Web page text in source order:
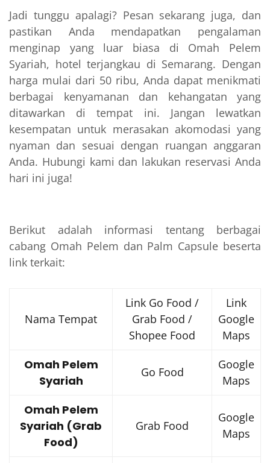
Jadi tunggu apalagi? Pesan sekarang juga, dan
pastikan Anda mendapatkan pengalaman
menginap yang luar biasa di Omah Pelem
Syariah, hotel terjangkau di Semarang. Dengan
harga mulai dari 50 ribu, Anda dapat menikmati
berbagai kenyamanan dan kehangatan yang
ditawarkan di tempat ini. Jangan lewatkan
kesempatan untuk merasakan akomodasi yang
nyaman dan sesuai dengan ruangan anggaran
Anda. Hubungi kami dan lakukan reservasi Anda
hari ini juga!
Berikut adalah informasi tentang berbagai
cabang Omah Pelem dan Palm Capsule beserta
link terkait:
Nama Tempat
Link Go Food /
Grab Food /
Shopee Food
Link
Google
Maps
Omah Pelem
Syariah
Go Food
Google
Maps
Omah Pelem
Syariah (Grab
Food)
Grab Food
Google
Maps